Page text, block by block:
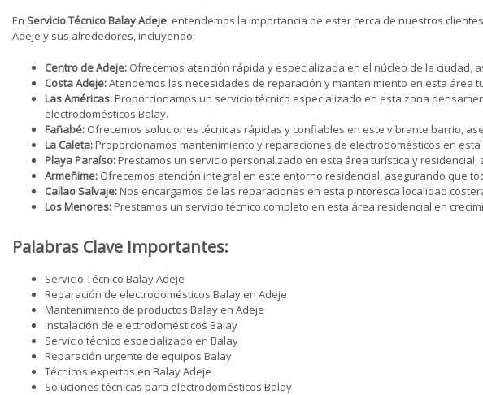
En Servicio Técnico Balay Adeje, entendemos la importancia de estar cerca de nuestros
Adeje y sus alrededores, incluyendo:
Centro de Adeje: Ofrecemos atención rápida y especializada en el núcleo de la
Costa Adeje:Atendemos las necesidades de reparación y mantenimiento en esta área
Las Américas:Proporcionamos un servicio técnico especializado en esta zona
electrodomésticos Balay.
Fañabé: Ofrecemos soluciones técnicas rápidas y confiables en este vibrante barrio,
La Caleta:Proporcionamos mantenimiento y reparaciones de electrodomésticos en
Playa Paraíso:Prestamos un servicio personalizado en esta área turística y
Armeñime: Ofrecemos atención integral en este entorno residencial, asegurando que
Callao Salvaje:Nos encargamos de las reparaciones en esta pintoresca localidad
Los Menores:Prestamos un servicio técnico completo en esta área residencial en
Palabras Clave Importantes:
Servicio Técnico Balay Adeje
Reparación de electrodomésticos Balay en Adeje
Mantenimiento de productos Balay en Adeje
Instalación de electrodomésticos Balay
Servicio técnico especializado en Balay
Reparación urgente de equipos Balay
Técnicos expertos en Balay Adeje
Soluciones técnicas para electrodomésticos Balay